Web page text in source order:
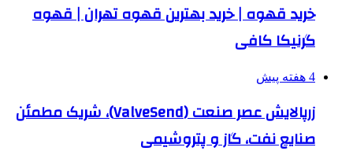
خرید قهوه | خرید بهترین قهوه تهران | قهوه
گرنیکا کافی
4 هفته پیش
زرپالایش عصر صنعت (ValveSend)، شریک مطمئن
صنایع نفت، گاز و پتروشیمی